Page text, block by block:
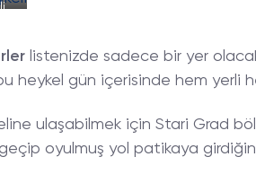
listenizde sadece bir yer
heykel gün içerisinde hem yerli
ulaşabilmek için Stari Grad
geçip oyulmuş yol patikaya